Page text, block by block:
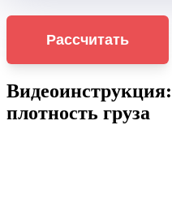
Рассчитать
плотность груза